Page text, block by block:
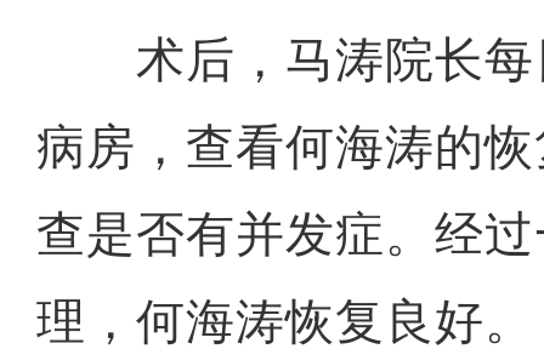
术后，马涛院长每
病房，查看何海涛的
查是否有并发症。经
理，何海涛恢复良好。